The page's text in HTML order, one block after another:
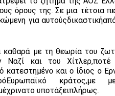
όρους της. Σε μια τέτοια
για
καθαρά με τη θεωρία του
Ναζί και του
κατεστημένο και ο ίδιος ο
κράτος,με
υποτάξειπλήρως.